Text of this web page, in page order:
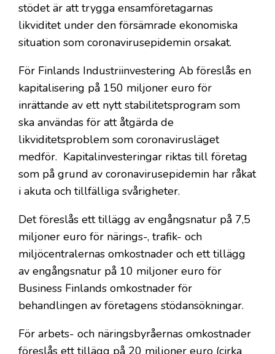
stödet är att trygga ensamföretagarnas
likviditet under den försämrade ekonomiska
situation som coronavirusepidemin orsakat.
För Finlands Industriinvestering Ab föreslås en
kapitalisering på 150 miljoner euro för
inrättande av ett nytt stabilitetsprogram som
ska användas för att åtgärda de
likviditetsproblem som coronavirusläget
medför. Kapitalinvesteringar riktas till företag
som på grund av coronavirusepidemin har råkat
i akuta och tillfälliga svårigheter.
Det föreslås ett tillägg av engångsnatur på 7,5
miljoner euro för närings-, trafik- och
miljöcentralernas omkostnader och ett tillägg
av engångsnatur på 10 miljoner euro för
Business Finlands omkostnader för
behandlingen av företagens stödansökningar.
För arbets- och näringsbyråernas omkostnader